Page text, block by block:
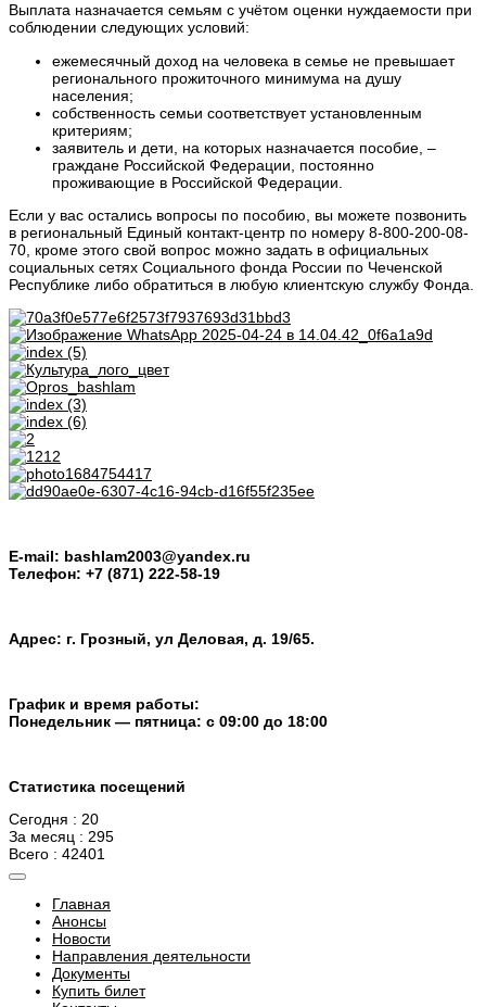
Выплата назначается семьям с учётом оценки нуждаемости при
соблюдении следующих условий:
ежемесячный доход на человека в семье не превышает
регионального прожиточного минимума на душу
населения;
собственность семьи соответствует установленным
критериям;
заявитель и дети, на которых назначается пособие, –
граждане Российской Федерации, постоянно
проживающие в Российской Федерации.
Если у вас остались вопросы по пособию, вы можете позвонить
в региональный Единый контакт-центр по номеру 8-800-200-08-
70, кроме этого свой вопрос можно задать в официальных
социальных сетях Социального фонда России по Чеченской
Республике либо обратиться в любую клиентскую службу Фонда.
E-mail: bashlam2003@yandex.ru
Телефон: +7 (871) 222-58-19
Адрес: г. Грозный, ул Деловая, д. 19/65.
График и время работы:
Понедельник — пятница: с 09:00 до 18:00
Статистика посещений
Сегодня : 20
За месяц : 295
Всего : 42401
Главная
Анонсы
Новости
Направления деятельности
Документы
Купить билет